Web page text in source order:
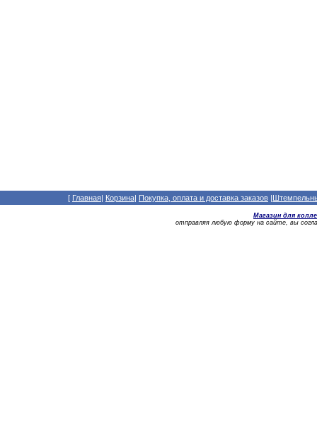
[ Главная| Корзина| Покупка, оплата и доставка заказов |
Магазин для
отправляя любую форму на сайте, вы